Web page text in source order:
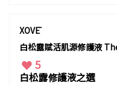
XOVĒ
白松露賦活肌源修護液
5
白松露修護液之選